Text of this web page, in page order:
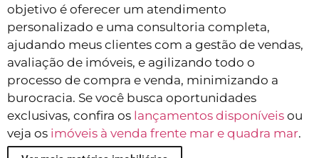
objetivo é oferecer um atendimento
personalizado e uma consultoria completa,
ajudando meus clientes com a gestão de vendas,
avaliação de imóveis, e agilizando todo o
processo de compra e venda, minimizando a
burocracia. Se você busca oportunidades
exclusivas, confira os lançamentos disponíveis ou
veja os imóveis à venda frente mar e quadra mar.